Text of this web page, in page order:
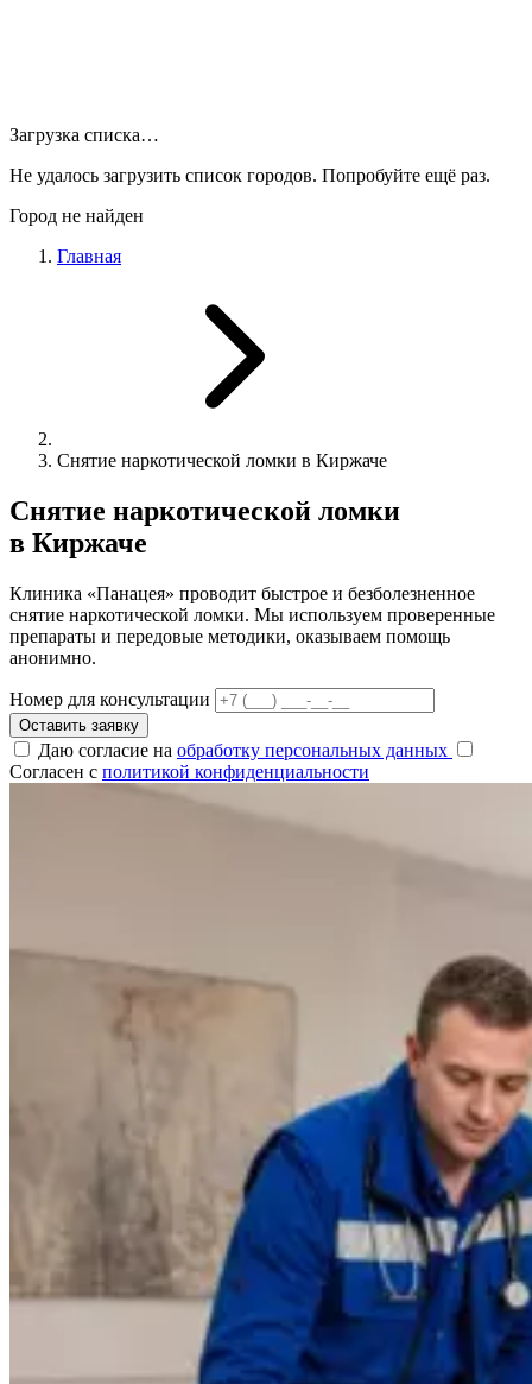
Загрузка списка…
Не удалось загрузить список городов. Попробуйте ещё раз.
Город не найден
Главная
Снятие наркотической ломки в Киржаче
Снятие наркотической ломки
в Киржаче
Клиника «Панацея» проводит быстрое и безболезненное
снятие наркотической ломки. Мы используем проверенные
препараты и передовые методики, оказываем помощь
анонимно.
Номер для консультации
Оставить заявку
Даю согласие на обработку персональных данных
Согласен с политикой конфиденциальности